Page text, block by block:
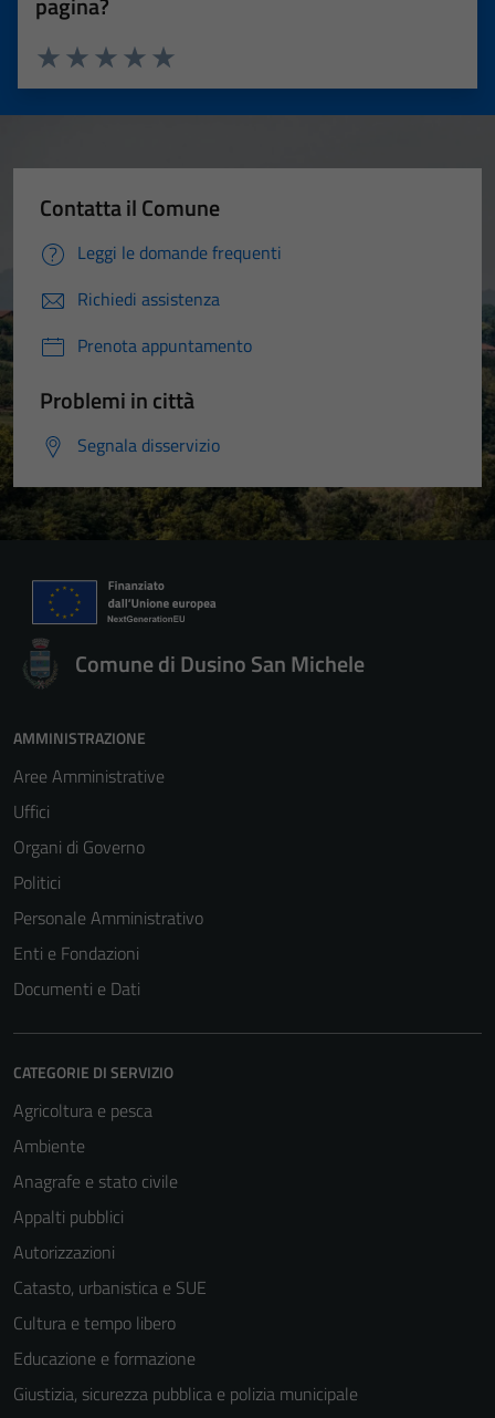
Valuta 5 stelle su 5
Valuta 4 stelle su 5
Valuta 3 stelle su 5
Valuta 2 stelle su 5
Valuta 1 stelle su 5
Contatta il Comune
Leggi le domande frequenti
Richiedi assistenza
Prenota appuntamento
Problemi in città
Segnala disservizio
Comune di Dusino San Michele
AMMINISTRAZIONE
Aree Amministrative
Uffici
Organi di Governo
Politici
Personale Amministrativo
Enti e Fondazioni
Documenti e Dati
CATEGORIE DI SERVIZIO
Agricoltura e pesca
Ambiente
Anagrafe e stato civile
Appalti pubblici
Autorizzazioni
Catasto, urbanistica e SUE
Cultura e tempo libero
Educazione e formazione
Giustizia, sicurezza pubblica e polizia municipale